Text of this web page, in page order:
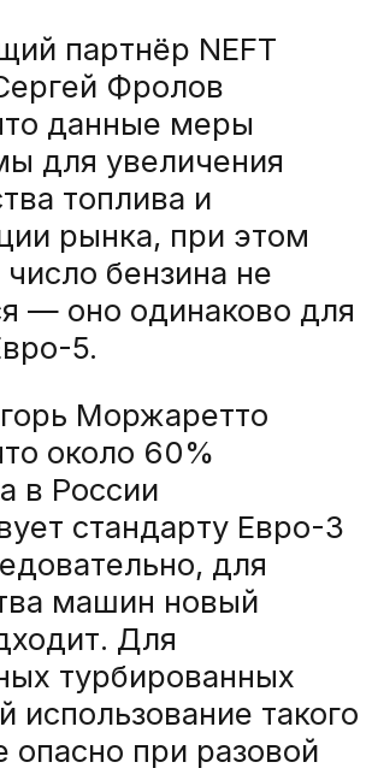
партнёр NEFT
Фролов
данные меры
для увеличения
топлива и
рынка, при этом
бензина не
— оно одинаково для
5.
Моржаретто
около 60%
в России
стандарту Евро-3
для
машин новый
Для
турбированных
использование такого
опасно при разовой